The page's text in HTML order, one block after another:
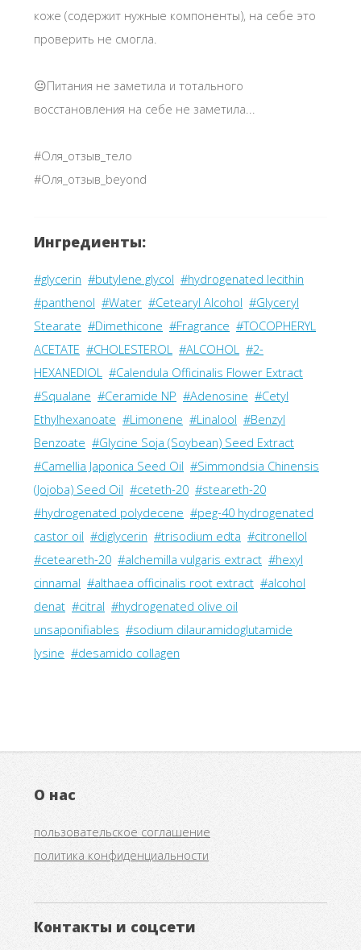
коже (содержит нужные компоненты), на себе это
проверить не смогла.
😐Питания не заметила и тотального
восстановления на себе не заметила...
#Оля_отзыв_тело
#Оля_отзыв_beyond
Ингредиенты:
#glycerin #butylene glycol #hydrogenated lecithin
#panthenol #Water #Cetearyl Alcohol #Glyceryl
Stearate #Dimethicone #Fragrance #TOCOPHERYL
ACETATE #CHOLESTEROL #ALCOHOL
#2-
HEXANEDIOL
#Calendula Officinalis Flower Extract
#Squalane #Ceramide NP #Adenosine #Cetyl
Ethylhexanoate #Limonene #Linalool #Benzyl
Benzoate #Glycine Soja (Soybean) Seed Extract
#Camellia Japonica Seed Oil #Simmondsia Chinensis
(Jojoba) Seed Oil #ceteth-20 #steareth-20
#hydrogenated polydecene #peg-40 hydrogenated
castor oil #diglycerin #trisodium edta #citronellol
#ceteareth-20 #alchemilla vulgaris extract #hexyl
cinnamal #althaea officinalis root extract #alcohol
denat #citral #hydrogenated olive oil
unsaponifiables #sodium dilauramidoglutamide
lysine #desamido collagen
О нас
пользовательское соглашение
политика конфиденциальности
Контакты и соцсети